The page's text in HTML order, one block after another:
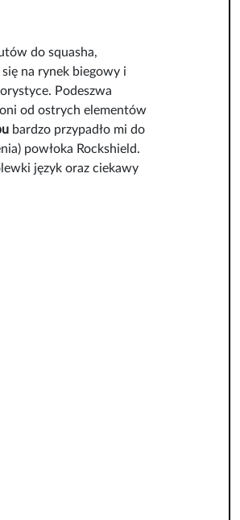
do squasha,
na rynek biegowy i
Podeszwa
od ostrych elementów
bardzo przypadło mi do
powłoka Rockshield.
język oraz ciekawy